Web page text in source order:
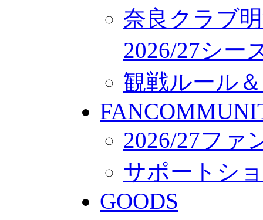
奈良クラブ
2026/27シー
観戦ルール
2026/27ファ
サポートシ
GOODS